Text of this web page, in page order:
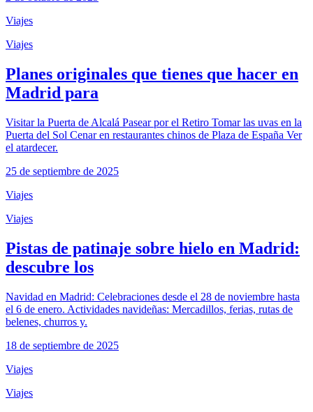
Viajes
Viajes
Planes originales que tienes que hacer en
Madrid para
Visitar la Puerta de Alcalá Pasear por el Retiro Tomar las uvas en la
Puerta del Sol Cenar en restaurantes chinos de Plaza de España Ver
el atardecer.
25 de septiembre de 2025
Viajes
Viajes
Pistas de patinaje sobre hielo en Madrid:
descubre los
Navidad en Madrid: Celebraciones desde el 28 de noviembre hasta
el 6 de enero. Actividades navideñas: Mercadillos, ferias, rutas de
belenes, churros y.
18 de septiembre de 2025
Viajes
Viajes